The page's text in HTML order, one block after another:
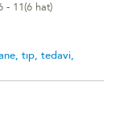
- 11(6 hat)
tıp, tedavi,